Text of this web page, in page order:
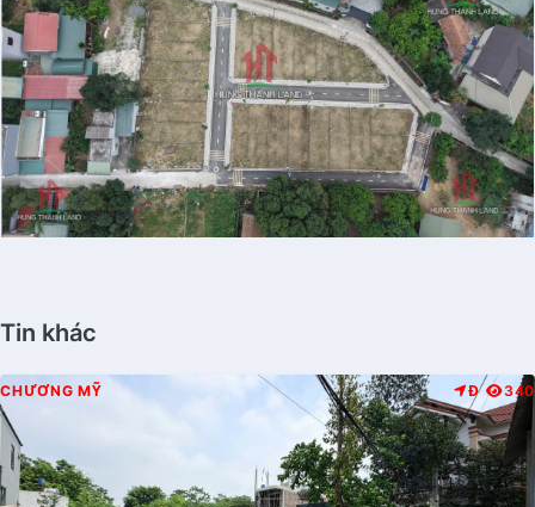
Tin khác
CHƯƠNG MỸ Đ 340